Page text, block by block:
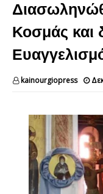
Κοσμάς και
kainourgiopress